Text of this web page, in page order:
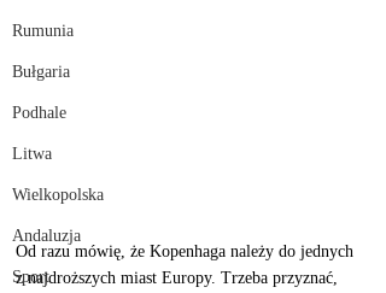
Rumunia
Bułgaria
Podhale
Litwa
Wielkopolska
Andaluzja
Sport
Od razu mówię, że Kopenhaga należy do jednych
z najdroższych miast Europy. Trzeba przyznać,